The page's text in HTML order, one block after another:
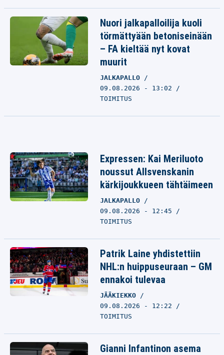
Nuori jalkapalloilija kuoli
törmättyään betoniseinään
– FA kieltää nyt kovat
muurit
JALKAPALLO
09.08.2026 - 13:02
TOIMITUS
Expressen: Kai Meriluoto
noussut Allsvenskanin
kärkijoukkueen tähtäimeen
JALKAPALLO
09.08.2026 - 12:45
TOIMITUS
Patrik Laine yhdistettiin
NHL:n huippuseuraan – GM
ennakoi tulevaa
JÄÄKIEKKO
09.08.2026 - 12:22
TOIMITUS
Gianni Infantinon asema